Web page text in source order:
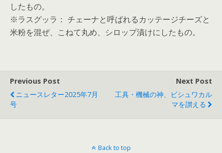
したもの。
※ラスグッラ： チェーナと呼ばれるカッテージチーズと
米粉を混ぜ、こねて丸め、シロップ漬けにしたもの。
Previous Post
ニュースレター2025年7月
号
Next Post
工具・機械の神、ビシュワカル
マを讃える
Back to top